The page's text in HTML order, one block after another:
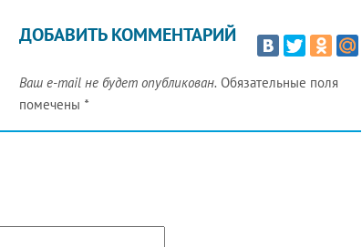
ДОБАВИТЬ КОММЕНТАРИЙ
Ваш e-mail не будет опубликован. Обязательные поля
помечены *